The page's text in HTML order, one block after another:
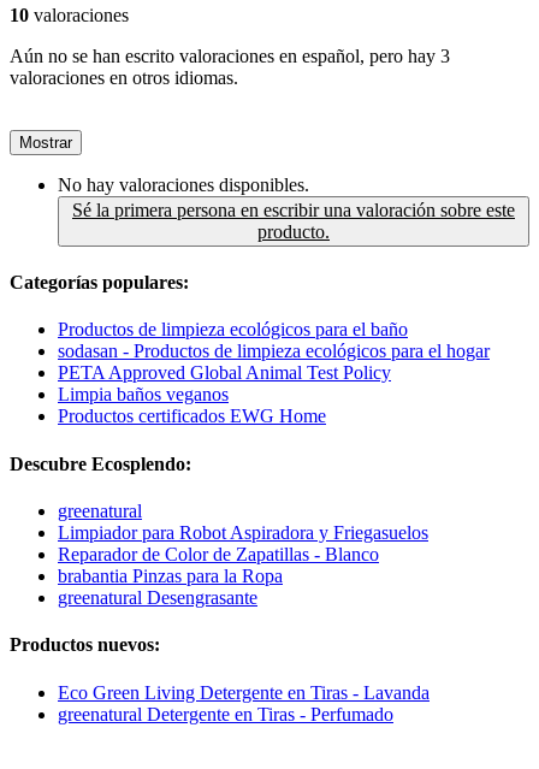
10 valoraciones
Aún no se han escrito valoraciones en español, pero hay 3
valoraciones en otros idiomas.
Mostrar
No hay valoraciones disponibles.
Sé la primera persona en escribir una valoración sobre este
producto.
Categorías populares:
Productos de limpieza ecológicos para el baño
sodasan - Productos de limpieza ecológicos para el hogar
PETA Approved Global Animal Test Policy
Limpia baños veganos
Productos certificados EWG Home
Descubre Ecosplendo:
greenatural
Limpiador para Robot Aspiradora y Friegasuelos
Reparador de Color de Zapatillas - Blanco
brabantia Pinzas para la Ropa
greenatural Desengrasante
Productos nuevos:
Eco Green Living Detergente en Tiras - Lavanda
greenatural Detergente en Tiras - Perfumado